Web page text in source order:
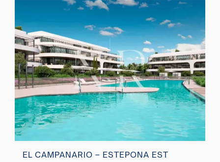
EL CAMPANARIO – ESTEPONA EST